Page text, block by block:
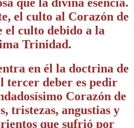
el culto al Corazón de
el culto debido a la
Trinidad.
en él la doctrina de
tercer deber es pedir
Corazón de
tristezas, angustias y
que sufrió por